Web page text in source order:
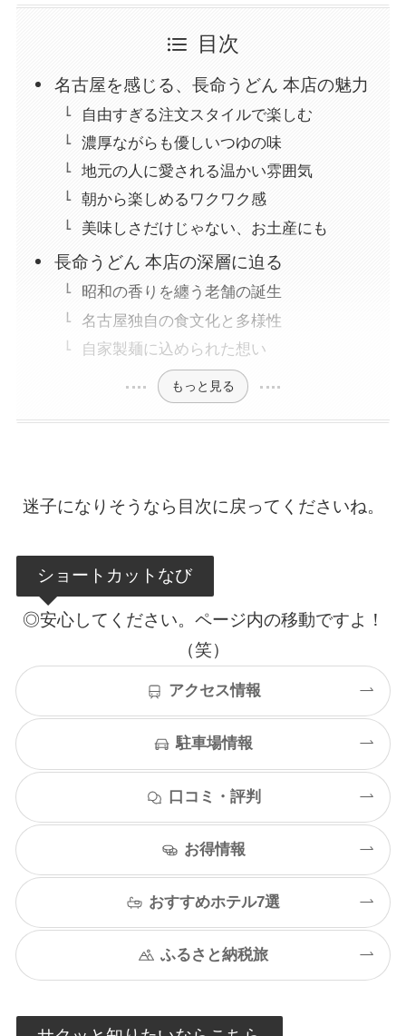
目次
名古屋を感じる、長命うどん 本店の魅力
自由すぎる注文スタイルで楽しむ
濃厚ながらも優しいつゆの味
地元の人に愛される温かい雰囲気
朝から楽しめるワクワク感
美味しさだけじゃない、お土産にも
長命うどん 本店の深層に迫る
昭和の香りを纏う老舗の誕生
名古屋独自の食文化と多様性
自家製麺に込められた想い
もっと見る
迷子になりそうなら目次に戻ってくださいね。
ショートカットなび
◎安心してください。ページ内の移動ですよ！
（笑）
アクセス情報
駐車場情報
口コミ・評判
お得情報
おすすめホテル7選
ふるさと納税旅